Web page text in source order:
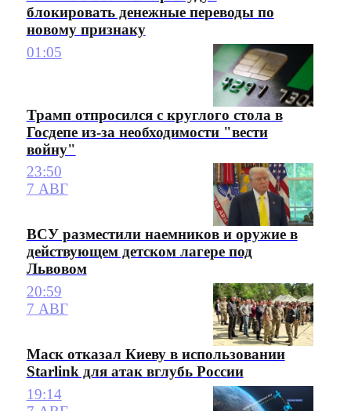
блокировать денежные переводы по
новому признаку
01:05
Трамп отпросился с круглого стола в
Госдепе из-за необходимости "вести
войну"
23:50
7 АВГ
ВСУ разместили наемников и оружие в
действующем детском лагере под
Львовом
20:59
7 АВГ
Маск отказал Киеву в использовании
Starlink для атак вглубь России
19:14